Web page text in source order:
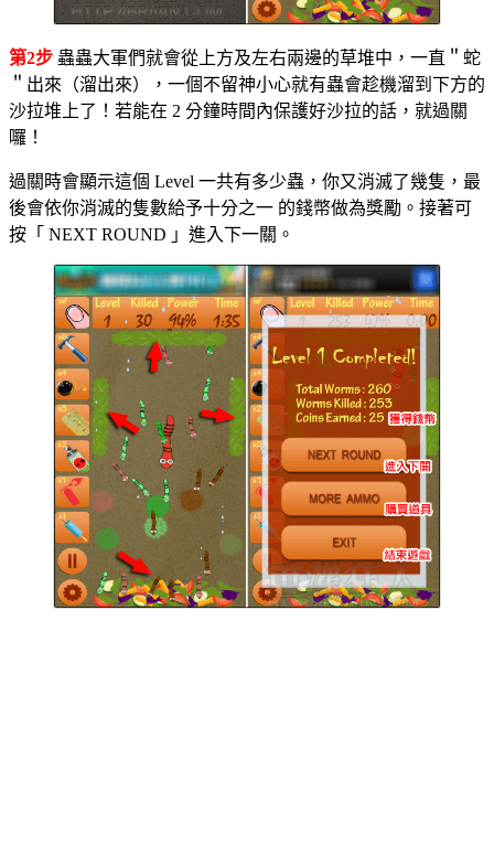
第2步 蟲蟲大軍們就會從上方及左右兩邊的草堆中，一直＂蛇
＂出來（溜出來），一個不留神小心就有蟲會趁機溜到下方的
沙拉堆上了！若能在 2 分鐘時間內保護好沙拉的話，就過關
囉！
過關時會顯示這個 Level 一共有多少蟲，你又消滅了幾隻，最
後會依你消滅的隻數給予十分之一 的錢幣做為獎勵。接著可
按「 NEXT ROUND 」進入下一關。